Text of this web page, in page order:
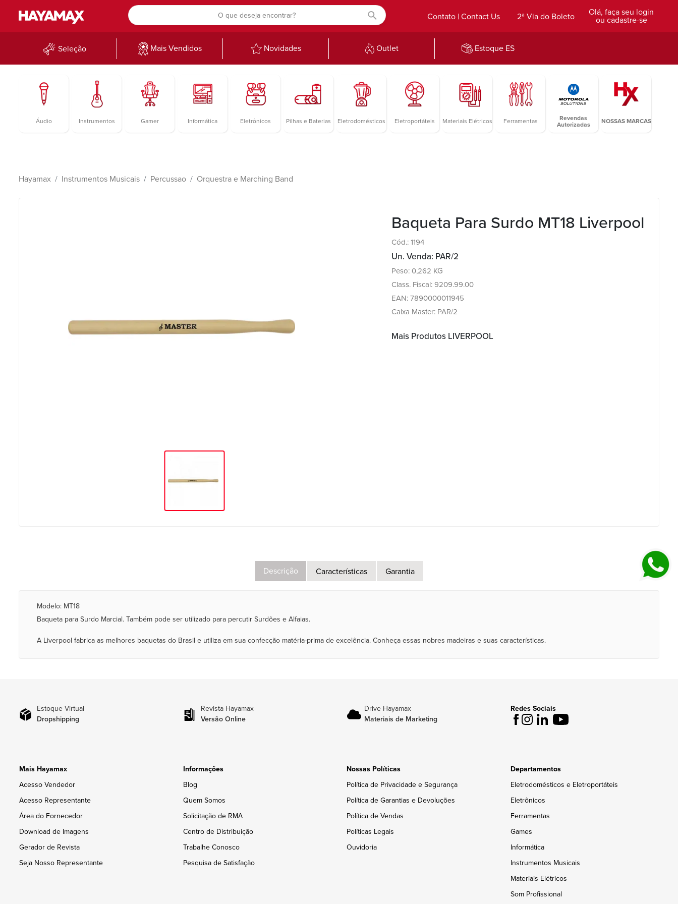
Olá, faça seu login
ou cadastre-se
2ª Via do Boleto
Contato | Contact Us
Seleção Mais Vendidos Novidades Outlet Estoque ES
Áudio Instrumentos Gamer Informática Eletrônicos Pilhas e Baterias Eletrodomésticos Eletroportáteis Materiais Elétricos Ferramentas
Revendas
Autorizadas
NOSSAS MARCAS
Hayamax Instrumentos Musicais Percussao Orquestra e Marching Band
Baqueta Para Surdo MT18 Liverpool
Cód.: 1194
Un. Venda: PAR/2
Peso: 0,262 KG
Class. Fiscal: 9209.99.00
EAN: 7890000011945
Caixa Master: PAR/2
Mais Produtos LIVERPOOL
Descrição Características Garantia
Modelo: MT18
Baqueta para Surdo Marcial. Também pode ser utilizado para percutir Surdões e Alfaias.
A Liverpool fabrica as melhores baquetas do Brasil e utiliza em sua confecção matéria-prima de excelência. Conheça essas nobres madeiras e suas características.
Estoque Virtual
Dropshipping
Revista Hayamax
Versão Online
Drive Hayamax
Materiais de Marketing
Redes Sociais
Mais Hayamax
Acesso Vendedor
Acesso Representante
Área do Fornecedor
Download de Imagens
Gerador de Revista
Seja Nosso Representante
Informações
Blog
Quem Somos
Solicitação de RMA
Centro de Distribuição
Trabalhe Conosco
Pesquisa de Satisfação
Nossas Políticas
Política de Privacidade e Segurança
Política de Garantias e Devoluções
Política de Vendas
Políticas Legais
Ouvidoria
Departamentos
Eletrodomésticos e Eletroportáteis
Eletrônicos
Ferramentas
Games
Informática
Instrumentos Musicais
Materiais Elétricos
Som Profissional